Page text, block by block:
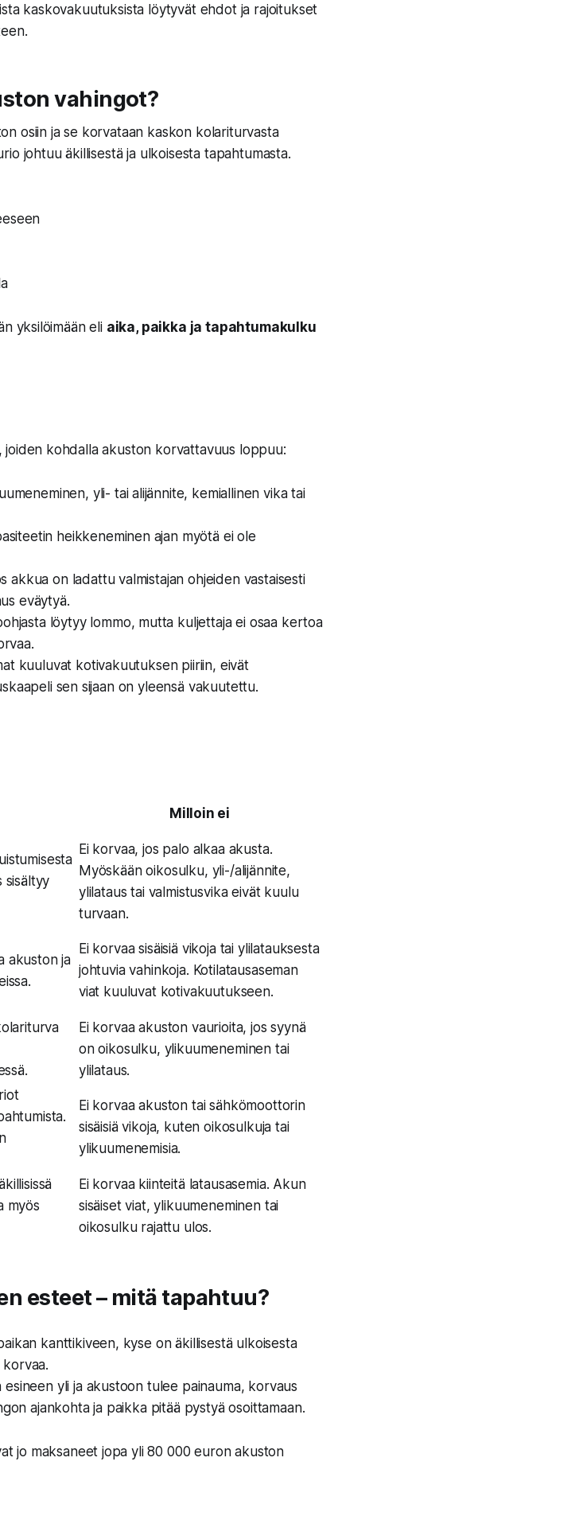
kaskovakuutuksista löytyvät ehdot ja rajoitukset
vahingot?
osiin ja se korvataan kaskon kolariturvasta
johtuuäkillisestä ja ulkoisesta tapahtumasta.
yksilöimääneli aika, paikka ja tapahtumakulku
kohdalla akuston korvattavuus loppuu:
yli- tai alijännite, kemiallinen vika tai
heikkeneminen ajan myötä ei ole
akkua on ladattu valmistajan ohjeiden vastaisesti
eväytyä.
löytyy lommo, mutta kuljettaja ei osaa kertoa
kuuluvat kotivakuutuksen piiriin, eivät
sen sijaan on yleensä vakuutettu.
Milloin ei
sisältyy
Ei korvaa, jos palo alkaa akusta.
Myöskään oikosulku, yli-/alijännite,
ylilataus tai valmistusvika eivät kuulu
turvaan.
akuston ja
Ei korvaa sisäisiä vikoja tai ylilatauksesta
johtuvia vahinkoja. Kotilatausaseman
viat kuuluvat kotivakuutukseen.
Ei korvaa akuston vaurioita, jos syynä
on oikosulku, ylikuumeneminen tai
ylilataus.
Ei korvaa akuston tai sähkömoottorin
sisäisiä vikoja, kuten oikosulkuja tai
ylikuumenemisia.
myös
Ei korvaa kiinteitä latausasemia. Akun
sisäiset viat, ylikuumeneminen tai
oikosulku rajattu ulos.
esteet – mitä tapahtuu?
kanttikiveen, kyse on äkillisestä ulkoisesta
esineen yli ja akustoon tulee painauma, korvaus
ajankohta ja paikka pitää pystyä osoittamaan.
jo maksaneet jopa yli 80 000 euron akuston